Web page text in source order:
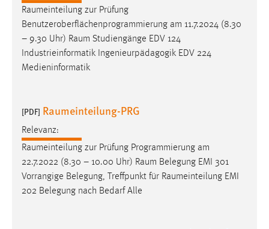
Raumeinteilung zur Prüfung
Benutzeroberflächenprogrammierung am 11.7.2024 (8.30
– 9.30 Uhr) Raum Studiengänge EDV 124
Industrieinformatik Ingenieurpädagogik EDV 224
Medieninformatik
[PDF] Raumeinteilung-PRG
Relevanz:
Raumeinteilung zur Prüfung Programmierung am
22.7.2022 (8.30 – 10.00 Uhr) Raum Belegung EMI 301
Vorrangige Belegung, Treffpunkt für Raumeinteilung EMI
202 Belegung nach Bedarf Alle
Dieser Cookie ist notwendig um sich an der Website
einloggen zu können.
Cookie Laufzeit:
24 Stunden
STATISTIK
Diese Informationen helfen uns zu verstehen, wie
unsere Besucher unsere Website nutzen.
Matomo